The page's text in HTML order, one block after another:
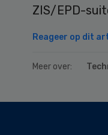
ZIS/EPD-
Reageer op dit
Meer over: